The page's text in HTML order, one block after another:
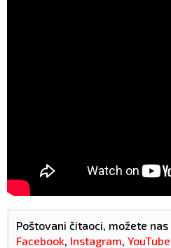
Poštovani čitaoci, možete
Facebook Instagram YouTube